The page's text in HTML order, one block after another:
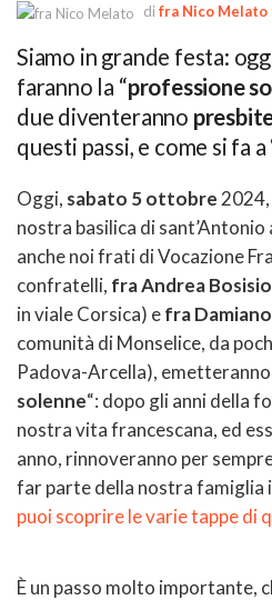
difra Nico Melato
Siamo in grande festa:
faranno la “professione
due diventeranno
questi passi, e come si fa a
Oggi, sabato 5 ottobre
nostra basilica di
anche noi frati di Vocazione
confratelli, fra Andrea Bosisio
in viale Corsica) efra
comunità di Monselice, da
Padova-Arcella), emetteranno
solenne“: dopo gli anni della
nostra vita francescana, ed
anno, rinnoveranno per
far parte della nostra famiglia
puoi scoprire le varie tappe di
È un passo molto importante,